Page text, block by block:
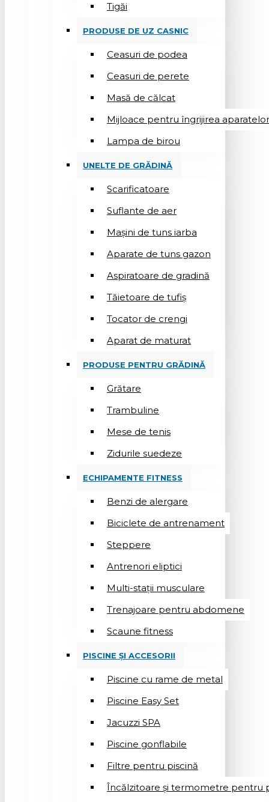
Tigăi
PRODUSE DE UZ CASNIC
Ceasuri de podea
Ceasuri de perete
Masă de călcat
Mijloace pentru îngrijirea
Lampa de birou
UNELTE DE GRĂDINĂ
Scarificatoare
Suflantе de aer
Mașini de tuns iarba
Aparate de tuns gazon
Aspiratoare de gradină
Tăietoare de tufiș
Tocator de crengi
Aparat de maturat
PRODUSE PENTRU GRĂDINĂ
Grătare
Trambuline
Mese de tenis
Zidurile suedeze
ECHIPAMENTE FITNESS
Benzi de alergare
Biciclete de antrenament
Steppere
Antrenori eliptici
Multi-stații musculare
Trenajoare pentru abdomene
Scaune fitness
PISCINE ȘI ACCESORII
Piscine cu rame de metal
Piscine Easy Set
Jacuzzi SPA
Piscine gonflabile
Filtre pentru piscină
Încălzitoare și termometre pentru